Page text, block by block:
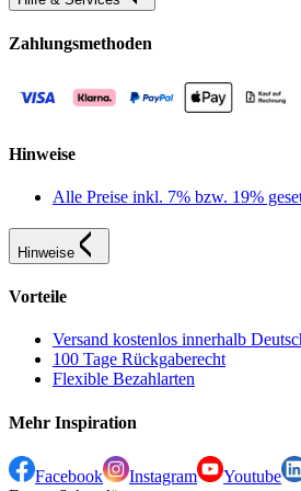
Zahlungsmethoden
Hinweise
Alle Preise inkl. 7% bzw. 19%
Hinweise
Vorteile
Versand kostenlos innerhalb
100 Tage Rückgaberecht
Flexible Bezahlarten
Mehr Inspiration
Facebook Instagram Youtube